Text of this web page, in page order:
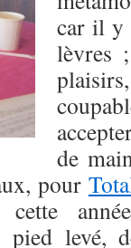
car il y
lèvres
de
pour
levé,